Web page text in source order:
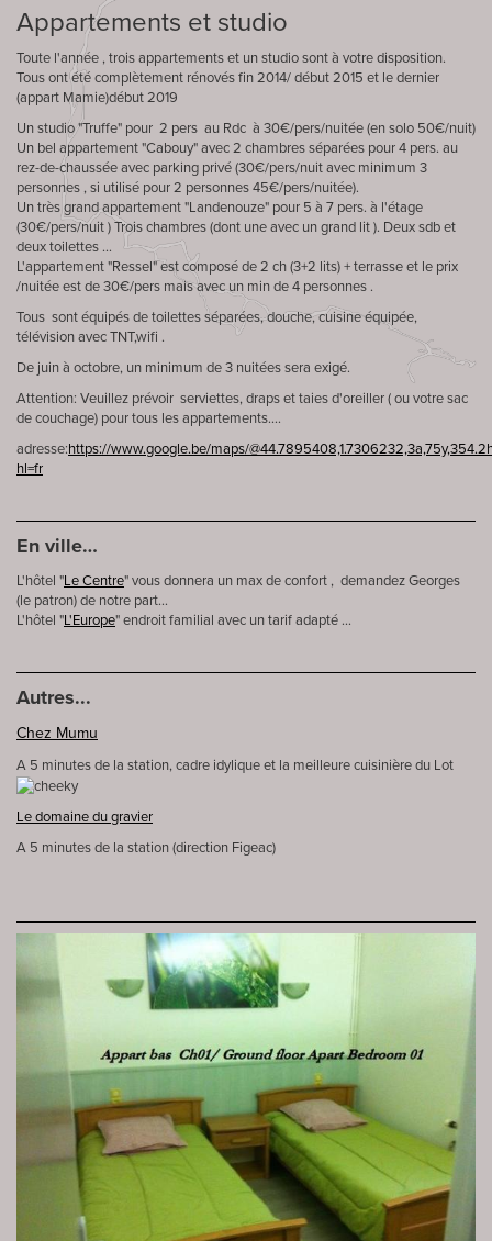
Appartements et studio
Toute l'année , trois appartements et un studio sont à votre disposition.
Tous ont été complètement rénovés fin 2014/ début 2015 et le dernier
(appart Mamie)début 2019
Un studio "Truffe" pour 2 pers au Rdc à 30€/pers/nuitée (en solo 50€/nuit)
Un bel appartement "Cabouy" avec 2 chambres séparées pour 4 pers. au
rez-de-chaussée avec parking privé (30€/pers/nuit avec minimum 3
personnes , si utilisé pour 2 personnes 45€/pers/nuitée).
Un très grand appartement "Landenouze" pour 5 à 7 pers. à l'étage
(30€/pers/nuit ) Trois chambres (dont une avec un grand lit ). Deux sdb et
deux toilettes ...
L'appartement "Ressel" est composé de 2 ch (3+2 lits) + terrasse et le prix
/nuitée est de 30€/pers mais avec un min de 4 personnes .
Tous sont équipés de toilettes séparées, douche, cuisine équipée,
télévision avec TNT,wifi .
De juin à octobre, un minimum de 3 nuitées sera exigé.
Attention: Veuillez prévoir serviettes, draps et taies d'oreiller ( ou votre sac
de couchage) pour tous les appartements....
adresse:https://www.google.be/maps/
hl=fr
En ville…
L'hôtel "Le Centre" vous donnera un max de confort , demandez Georges
(le patron) de notre part…
L'hôtel "L'Europe" endroit familial avec un tarif adapté ...
Autres...
Chez Mumu
A 5 minutes de la station, cadre idylique et la meilleure cuisinière du Lot
Le domaine du gravier
A 5 minutes de la station (direction Figeac)